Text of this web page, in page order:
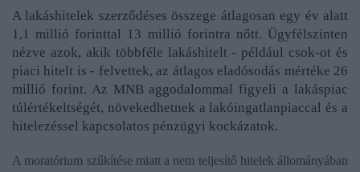
A lakáshitelek szerződéses összege átlagosan egy év alatt
1,1 millió forinttal 13 millió forintra nőtt. Ügyfélszinten
nézve azok, akik többféle lakáshitelt - például csok-ot és
piaci hitelt is - felvettek, az átlagos eladósodás mértéke 26
millió forint. Az MNB aggodalommal figyeli a lakáspiac
túlértékeltségét, növekedhetnek a lakóingatlanpiaccal és a
hitelezéssel kapcsolatos pénzügyi kockázatok.
A moratórium szűkítése miatt a nem teljesítő hitelek állományában